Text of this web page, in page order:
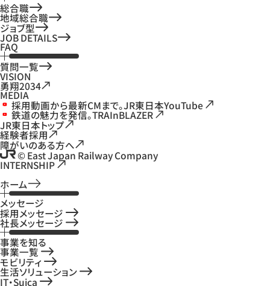
総合職
地域総合職
ジョブ型
JOB DETAILS
FAQ
質問一覧
VISION
勇翔2034
MEDIA
採用動画から最新CMまで。JR東日本YouTube
鉄道の魅力を発信。TRAInBLAZER
JR東日本トップ
経験者採用
障がいのある方へ
© East Japan Railway Company
INTERNSHIP
ホーム
メッセージ
採用メッセージ
社長メッセージ
事業を知る
事業一覧
モビリティ
生活ソリューション
IT・Suica